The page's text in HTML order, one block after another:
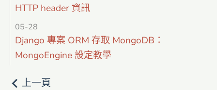
HTTP header 資訊
05-28
Django 專案 ORM 存取 MongoDB：
MongoEngine 設定教學
上一頁